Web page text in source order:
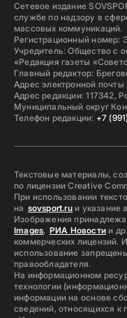
Сетевое издание
службе по надзору в
массовых коммуникаций.
Регистрационный номер:
Учредитель: Общество с
«Редакция газеты
Главный редактор:
Адрес электронной почты
Адрес редакции: 117342,
Муниципальный округ
Телефон редакции: +7
Текстовые материалы,
по лицензии Creative
При использовании
на sovsport.ruи указание
Изображения
Images, РИА Новостии
коммерческих лицензий.
использование
правообладателя.
На информационном
технологии
информации на основе
сведений, относящихся к